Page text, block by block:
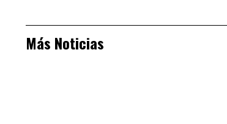
Más Noticias